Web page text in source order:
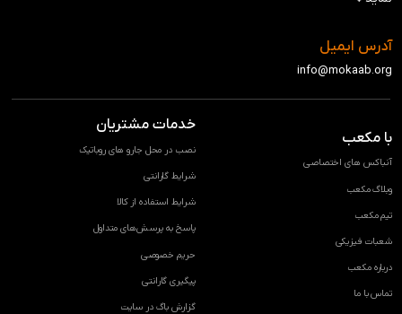
آدرس ایمیل
info@mokaab.org
با مکعب
آنباکس های اختصاصی
وبلاگ مکعب
تیم مکعب
شعبات فیزیکی
درباره مکعب
تماس با ما
خدمات مشتریان
نصب در محل جارو های روباتیک
شرایط گارانتی
شرایط استفاده از کالا
پاسخ به پرسش‌های متداول
حریم خصوصی
پیگیری گارانتی
گزارش باگ در سایت